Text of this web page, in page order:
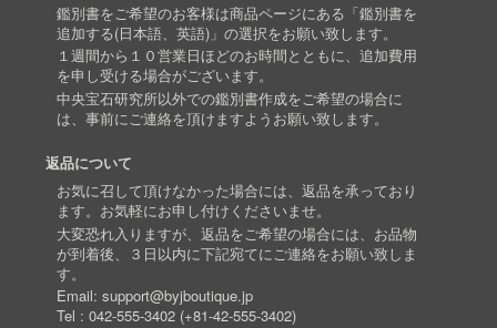
鑑別書をご希望のお客様は商品ページにある「鑑別書を
追加する(日本語、英語)」の選択をお願い致します。
１週間から１０営業日ほどのお時間とともに、追加費用
を申し受ける場合がございます。
中央宝石研究所以外での鑑別書作成をご希望の場合に
は、事前にご連絡を頂けますようお願い致します。
返品について
お気に召して頂けなかった場合には、返品を承っており
ます。お気軽にお申し付けくださいませ。
大変恐れ入りますが、返品をご希望の場合には、お品物
が到着後、３日以内に下記宛てにご連絡をお願い致しま
す。
Email: support@byjboutique.jp
Tel : 042-555-3402(+81-42-555-3402)